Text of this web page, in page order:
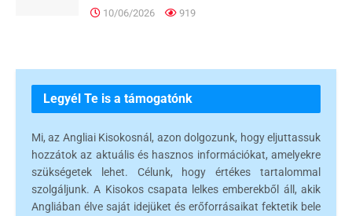
10/06/2026 919
Legyél Te is a támogatónk
Mi, az Angliai Kisokosnál, azon dolgozunk, hogy eljuttassuk
hozzátok az aktuális és hasznos információkat, amelyekre
szükségetek lehet. Célunk, hogy értékes tartalommal
szolgáljunk. A Kisokos csapata lelkes emberekből áll, akik
Angliában élve saját idejüket és erőforrásaikat fektetik bele